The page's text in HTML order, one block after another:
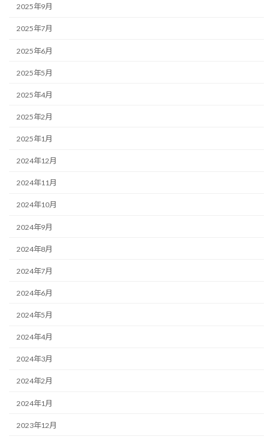
2025年9月
2025年7月
2025年6月
2025年5月
2025年4月
2025年2月
2025年1月
2024年12月
2024年11月
2024年10月
2024年9月
2024年8月
2024年7月
2024年6月
2024年5月
2024年4月
2024年3月
2024年2月
2024年1月
2023年12月